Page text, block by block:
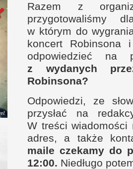
Razem z o
przygotowaliśmy
w którym do
koncert Robinsona
odpowiedzieć na
z wydanych
Robinsona?
Odpowiedzi, ze
przysłać na
W treści
adres, a także
maile czekamy do
12:00. Niedługo